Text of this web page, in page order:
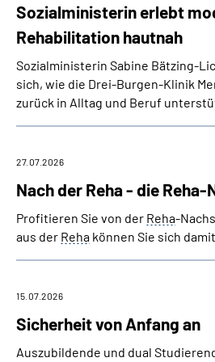
Sozialministerin erlebt
Rehabilitation hautnah
Sozialministerin Sabine Bätzing-
sich, wie die Drei-Burgen-Klinik
zurück in Alltag und Beruf
Nach der Reha - die
27.07.2026
Profitieren Sie von der Reha-
aus der Reha können Sie sich
Sicherheit von Anfang an
15.07.2026
Auszubildende und dual